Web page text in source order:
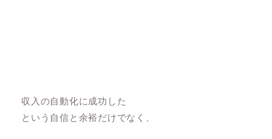
収入の自動化に成功した
という自信と余裕だけでなく、